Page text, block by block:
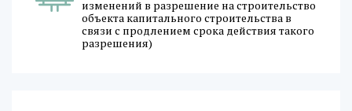
изменений в разрешение на строительство
объекта капитального строительства в
связи с продлением срока действия такого
разрешения)